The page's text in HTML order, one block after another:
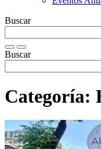
Buscar
Buscar
Categoría: